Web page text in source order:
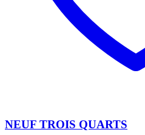
NEUF TROIS QUARTS